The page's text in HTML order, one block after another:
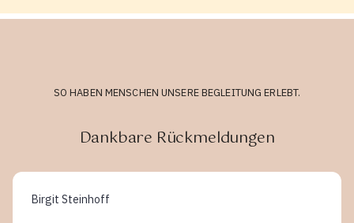
SO HABEN MENSCHEN UNSERE BEGLEITUNG ERLEBT.
Dankbare Rückmeldungen
Birgit Steinhoff